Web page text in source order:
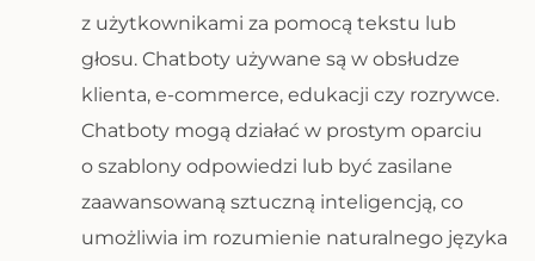
z użytkownikami za pomocą tekstu lub
głosu. Chatboty używane są w obsłudze
klienta, e-commerce, edukacji czy rozrywce.
Chatboty mogą działać w prostym oparciu
o szablony odpowiedzi lub być zasilane
zaawansowaną sztuczną inteligencją, co
umożliwia im rozumienie naturalnego języka